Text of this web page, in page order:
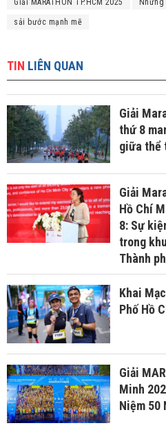
sải bước mạnh mẽ
TIN LIÊN QUAN
Giải
thứ 8
giữa thể
Giải
Hồ Chí
8: Sự
trong
Thành
Khai
Phố Hồ
Giải
Minh
Niệm 50